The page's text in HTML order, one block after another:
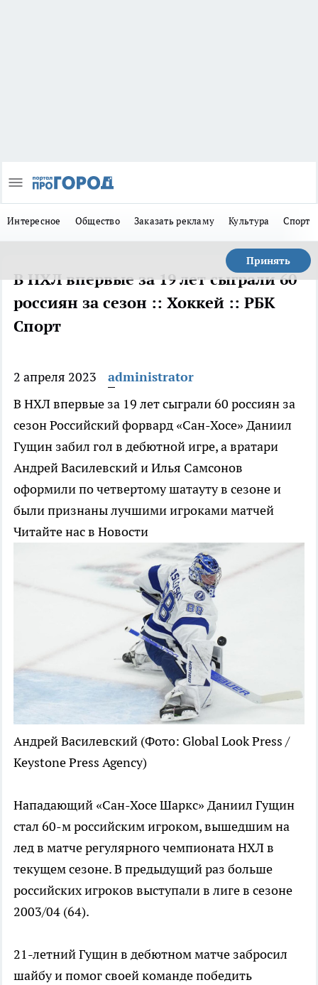
Интересное Общество Заказать рекламу Культура Спорт
Принять
В НХЛ впервые за 19 лет сыграли 60
россиян за сезон :: Хоккей :: РБК
Спорт
2 апреля 2023
administrator
В НХЛ впервые за 19 лет сыграли 60 россиян за
сезонРоссийский форвард «Сан-Хосе» Даниил
Гущин забил гол в дебютной игре, а вратари
Андрей Василевский и Илья Самсонов
оформили по четвертому шатауту в сезоне и
были признаны лучшими игроками матчей
Читайте нас в Новости
Андрей Василевский (Фото: Global Look Press /
Keystone Press Agency)
Нападающий «Сан-Хосе Шаркс» Даниил Гущин
стал 60-м российским игроком, вышедшим на
лед в матче регулярного чемпионата НХЛ в
текущем сезоне. В предыдущий раз больше
российских игроков выступали в лиге в сезоне
2003/04 (64).
21-летний Гущин в дебютном матче забросил
шайбу и помог своей команде победить